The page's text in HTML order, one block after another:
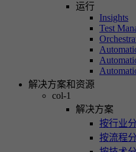
运行
Insights
Test
解决方案和资源
col-1
解决方案
按行业
按流程